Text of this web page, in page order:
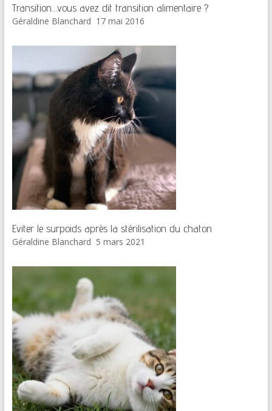
Transition…vous avez dit transition alimentaire ?
Géraldine Blanchard 17 mai 2016
Eviter le surpoids après la stérilisation du chaton
Géraldine Blanchard 5 mars 2021